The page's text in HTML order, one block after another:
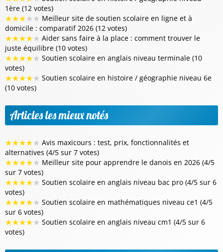
1ère (12 votes)
★★★★★ Meilleur site de soutien scolaire en ligne et à
domicile : comparatif 2026 (12 votes)
★★★★★ Aider sans faire à la place : comment trouver le
juste équilibre (10 votes)
★★★★★ Soutien scolaire en anglais niveau terminale (10
votes)
★★★★★ Soutien scolaire en histoire / géographie niveau 6e
(10 votes)
Articles les mieux notés
★★★★★ Avis maxicours : test, prix, fonctionnalités et
alternatives (4/5 sur 7 votes)
★★★★★ Meilleur site pour apprendre le danois en 2026 (4/5
sur 7 votes)
★★★★★ Soutien scolaire en anglais niveau bac pro (4/5 sur 6
votes)
★★★★★ Soutien scolaire en mathématiques niveau ce1 (4/5
sur 6 votes)
★★★★★ Soutien scolaire en anglais niveau cm1 (4/5 sur 6
votes)